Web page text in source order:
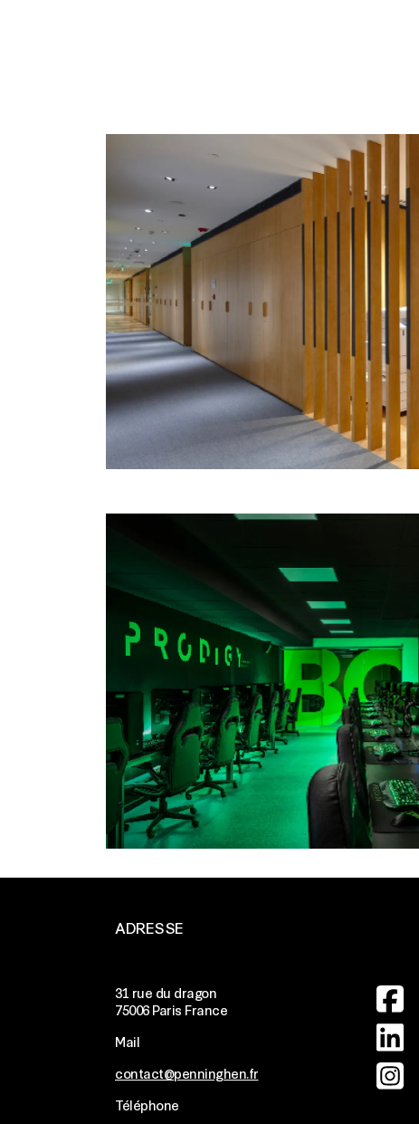
ADRESSE
31 rue du dragon
75006 Paris France
Mail
contact@penninghen.fr
Téléphone
Image
Image
Image